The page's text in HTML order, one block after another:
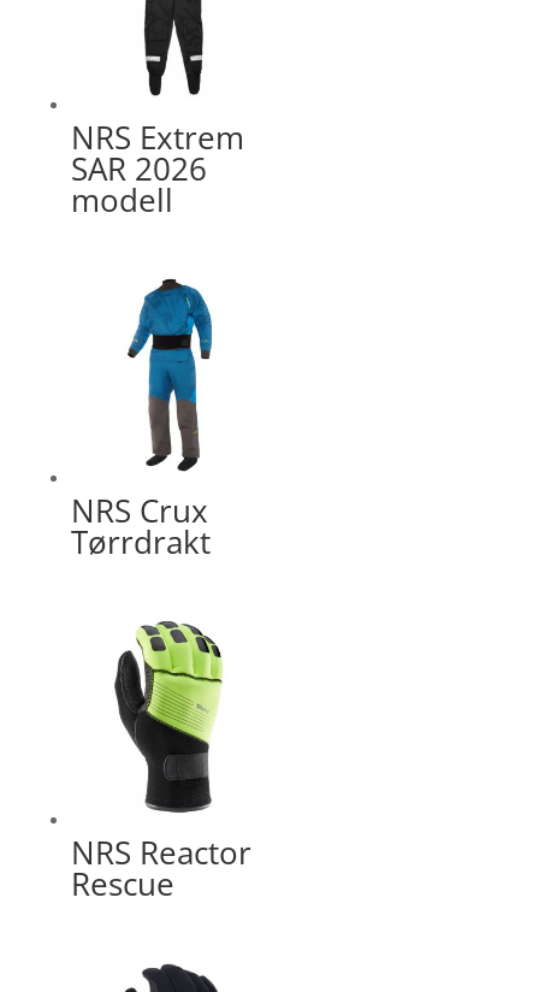
NRS Extrem
SAR 2026
modell
NRS Crux
Tørrdrakt
NRS Reactor
Rescue